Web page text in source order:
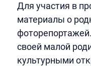
Для участия в
материалы о
своей малой
культурными